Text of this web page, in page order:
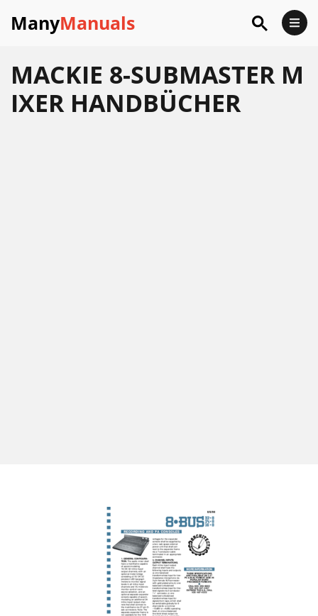
ManyManuals
MACKIE 8-SUBMASTER M
IXER HANDBÜCHER